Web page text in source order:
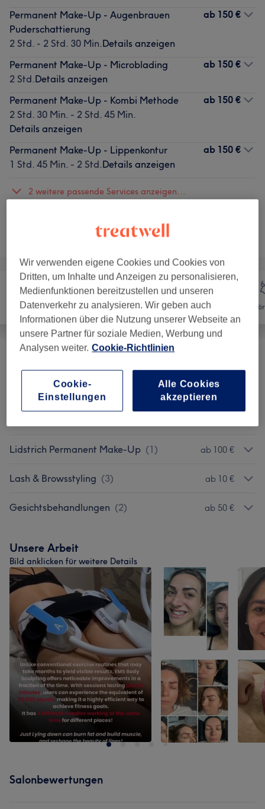
Permanent Make-Up - Augenbrauen
Puderschattierung
2 Std. - 2 Std. 30 Min.Details anzeigen
ab 150 €
Permanent Make-Up - Microblading
2 Std.Details anzeigen
ab 150 €
Permanent Make-Up - Kombi Methode
2 Std. 30 Min. - 2 Std. 45 Min.
Details anzeigen
ab 150 €
Permanent Make-Up - Lippenkontur
1 Std. 45 Min. - 2 Std.Details anzeigen
ab 150 €
2 weitere passende Services anzeigen...
Nicht gefunden wonach du gesucht hast?
Haarentfernung Gesicht
Permanent Make-Up
Lidstrich Permanent Make-Up (1) ab 100 €
Lash & Browsstyling (3) ab 10 €
Gesichtsbehandlungen (2) ab 50 €
Unsere Arbeit
Bild anklicken für weitere Details
Salonbewertungen
Wir verwenden eigene Cookies und Cookies von
Dritten, um Inhalte und Anzeigen zu personalisieren,
Medienfunktionen bereitzustellen und unseren
Datenverkehr zu analysieren. Wir geben auch
Informationen über die Nutzung unserer Webseite an
unsere Partner für soziale Medien, Werbung und
Analysen weiter. Cookie-Richtlinien
Cookie-
Einstellungen
Alle Cookies
akzeptieren